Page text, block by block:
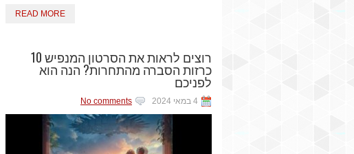
READ MORE
רוצים לראות את הסרטון המנפיש 10
כרזות הסברה מהתחרות? הנה הוא
לפניכם
4 במאי 2024 No comments